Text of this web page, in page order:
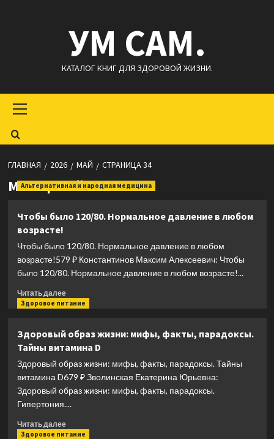
УМ САМ.
КАТАЛОГ КНИГ ДЛЯ ЗДОРОВОЙ ЖИЗНИ.
меню
ГЛАВНАЯ 2026 МАЙ СТРАНИЦА 34
Месяц:Май 2026
Альтернативная и народная медицина
Чтобы было 120/80. Нормальное давление в любом
возрасте!
Чтобы было 120/80. Нормальное давление в любом
возрасте!579 ₽ Константинов Максим Алексеевич: Чтобы
было 120/80. Нормальное давление в любом возрасте!...
Читать далееПрочитать
больше
было
120/80.
Нормальное
давление
любом
возрасте!
Здоровое питание
Здоровый образ жизни: мифы, факты, парадоксы.
Тайны витамина D
Здоровый образ жизни: мифы, факты, парадоксы. Тайны
витамина D679 ₽ Зволинская Екатерина Юрьевна:
Здоровый образ жизни: мифы, факты, парадоксы.
Гипертония....
Читать далееПрочитать
больше
Здоровое питание